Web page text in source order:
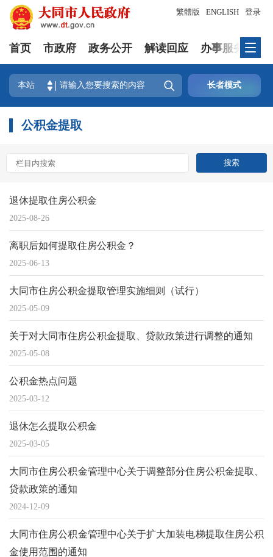
登录
繁體版 ENGLISH
首页 市政府 政务公开 解读回应 办事服务
本站  长者模式
公积金提取
退休提取住房公积金
2025-08-26
离职后如何提取住房公积金？
2025-06-13
大同市住房公积金提取管理实施细则（试行）
2025-05-09
关于对大同市住房公积金提取、贷款政策进行调整的通知
2025-05-08
公积金热点问题
2025-03-12
退休怎么提取公积金
2025-03-05
大同市住房公积金管理中心关于调整部分住房公积金提取、
贷款政策的通知
2024-12-09
大同市住房公积金管理中心关于扩大加装电梯提取住房公积
金使用范围的通知